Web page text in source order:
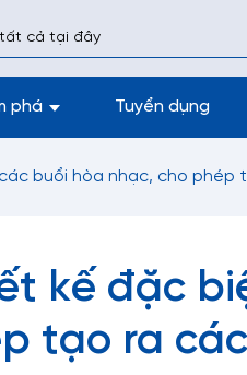
phá Tuyển dụng
buổi hòa nhạc, cho phép
kế đặc
tạo ra